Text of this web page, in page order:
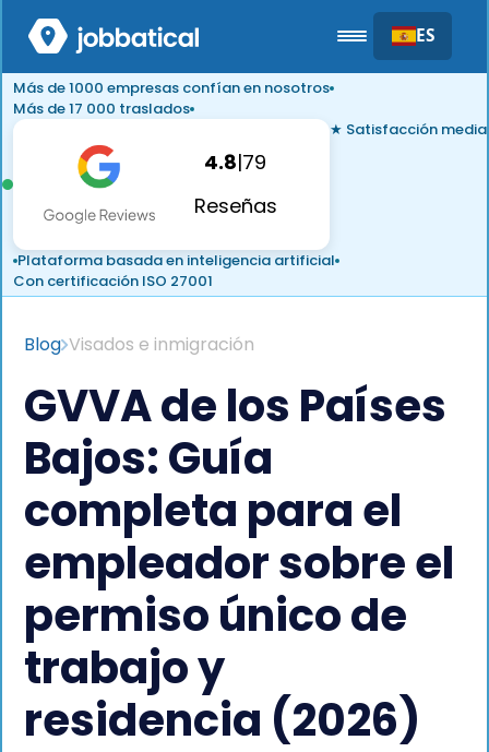
ES
Más de 1000 empresas confían en nosotros
Más de 17 000 traslados
4.8|79
Reseñas
★ Satisfacción media
Plataforma basada en inteligencia artificial
Con certificación ISO 27001
Blog Visados e inmigración
GVVA de los Países
Bajos: Guía
completa para el
empleador sobre el
permiso único de
trabajo y
residencia (2026)